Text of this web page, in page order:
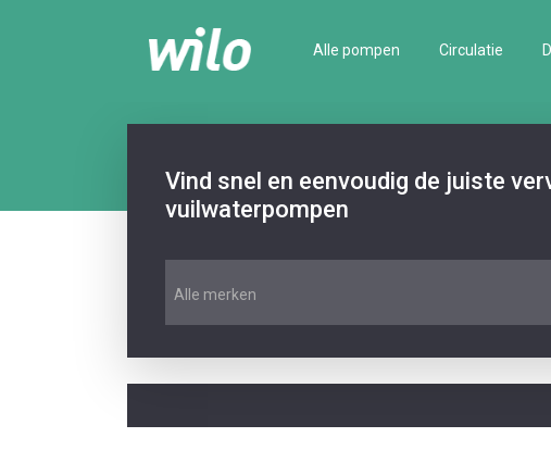
Alle pompen Circulatie
Vind snel en eenvoudig de juiste
vuilwaterpompen
Alle merken